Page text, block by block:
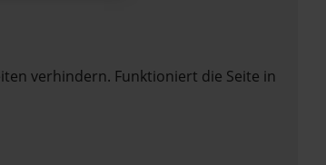
verhindern. Funktioniert die Seite in